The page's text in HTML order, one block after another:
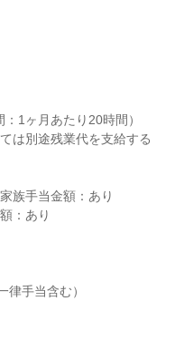
1ヶ月あたり20時間）
は別途残業代を支給する
族手当金額：あり
：あり
律手当含む）